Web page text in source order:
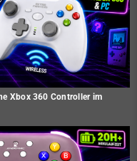
Xbox 360 Controller im